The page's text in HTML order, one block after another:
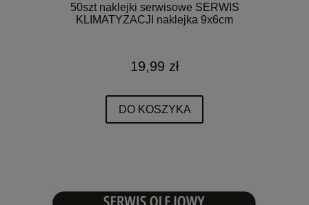
50szt naklejki serwisowe SERWIS
KLIMATYZACJI naklejka 9x6cm
19,99 zł
DO KOSZYKA